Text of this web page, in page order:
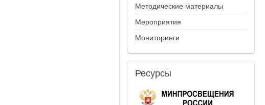
Методические материалы
Мероприятия
Мониторинги
Ресурсы